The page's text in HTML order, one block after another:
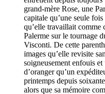
grand-mère Rose, une
capitale qu’une seule
qu’elle travaillait comme
Palerme sur le tournage
Visconti. De cette
images qu’elle revisite
soigneusement enfouis
d’oranger qu’un
printemps depuis
alors que sa mémoire